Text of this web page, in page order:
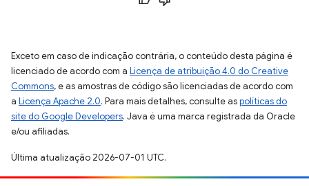
Exceto em caso de indicação contrária, o conteúdo desta página é
licenciado de acordo com a Licença de atribuição 4.0 do Creative
Commons, e as amostras de código são licenciadas de acordo com
a Licença Apache 2.0. Para mais detalhes, consulte aspolíticas do
site do Google Developers. Java é uma marca registrada da Oracle
e/ou afiliadas.
Última atualização 2026-07-01 UTC.